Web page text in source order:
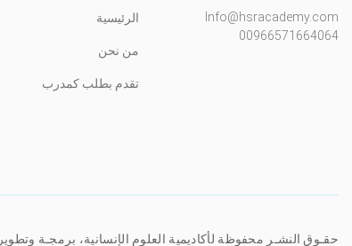
Info@hsracademy.com
00966571664064
الرئيسية
من نحن
تقدم بطلب كمدرب
حقـوق النشـر محفوظة لأكاديمية العلوم الإنسانية، برمجـة وتطوير